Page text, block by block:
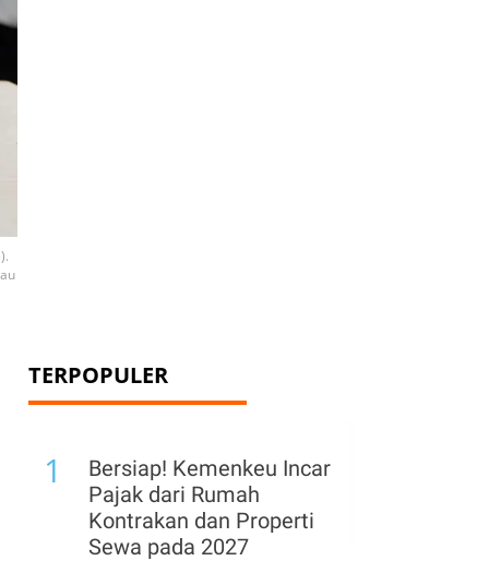
TERPOPULER
1
Bersiap! Kemenkeu Incar
Pajak dari Rumah
Kontrakan dan Properti
Sewa pada 2027